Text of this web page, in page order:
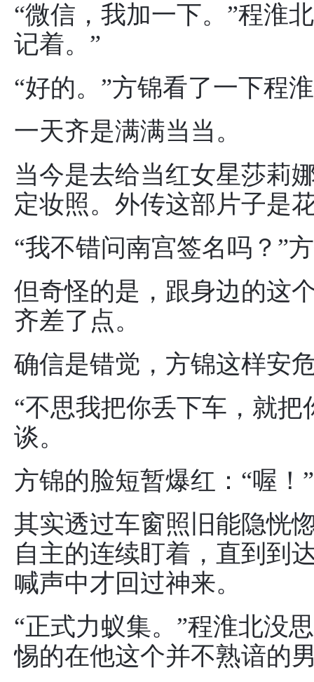
“微信，我加一下。”程淮
记着。”
“好的。”方锦看了一下程
一天齐是满满当当。
当今是去给当红女星莎莉
定妆照。外传这部片子是
“我不错问南宫签名吗？”
但奇怪的是，跟身边的这
齐差了点。
确信是错觉，方锦这样安
“不思我把你丢下车，就
谈。
方锦的脸短暂爆红：“喔！”
其实透过车窗照旧能隐恍
自主的连续盯着，直到到
喊声中才回过神来。
“正式力蚁集。”程淮北没
惕的在他这个并不熟谙的